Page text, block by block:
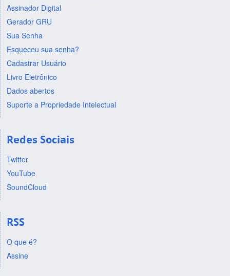
Assinador Digital
Gerador GRU
Sua Senha
Esqueceu sua senha?
Cadastrar Usuário
Livro Eletrônico
Dados abertos
Suporte a Propriedade Intelectual
Redes Sociais
Twitter
YouTube
SoundCloud
RSS
O que é?
Assine